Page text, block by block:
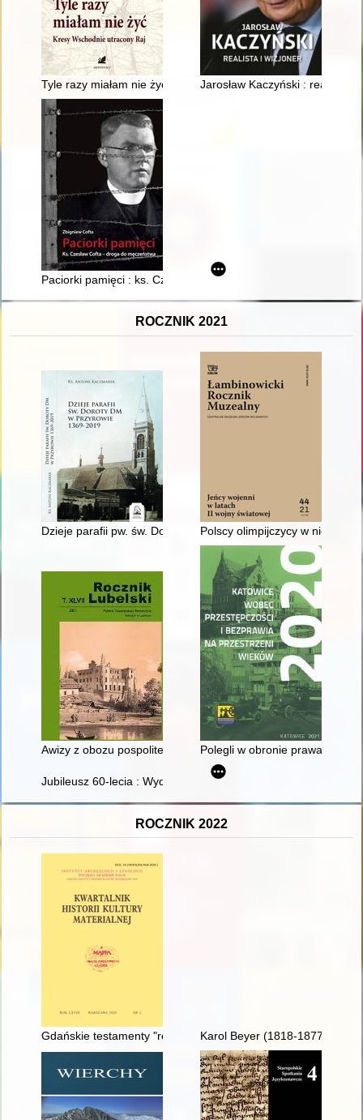
Tyle razy miałam nie żyć : Kresy Wschodnie : utracony raj
Jarosław Kaczyński : realista i
Paciorki pamięci : ks. Czesław Cofta - droga do męczeństwa
ROCZNIK 2021
Dzieje parafii pw. św. Doroty w Przyrowie 1369-2019
Polscy olimpijczycy w
Awizy z obozu pospolitego ruszenia pod Gołębiem : (3-8
Polegli w obronie prawa i
Jubileusz 60-lecia : Wydział Geoinżynierii
ROCZNIK 2022
Gdańskie testamenty "reciproce" i praktyka tworzenia
Karol Beyer (1818-1877),